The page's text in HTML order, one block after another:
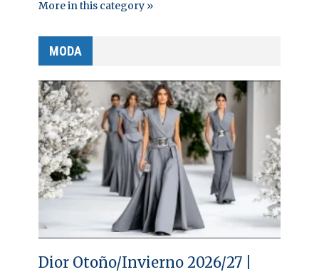
More in this category »
MODA
Dior Otoño/Invierno 2026/27 |